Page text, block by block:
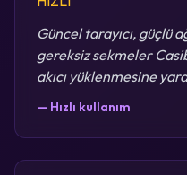
Güncel tarayıcı, güçlü
gereksiz sekmeler
akıcı yüklenmesine
— Hızlı kullanım